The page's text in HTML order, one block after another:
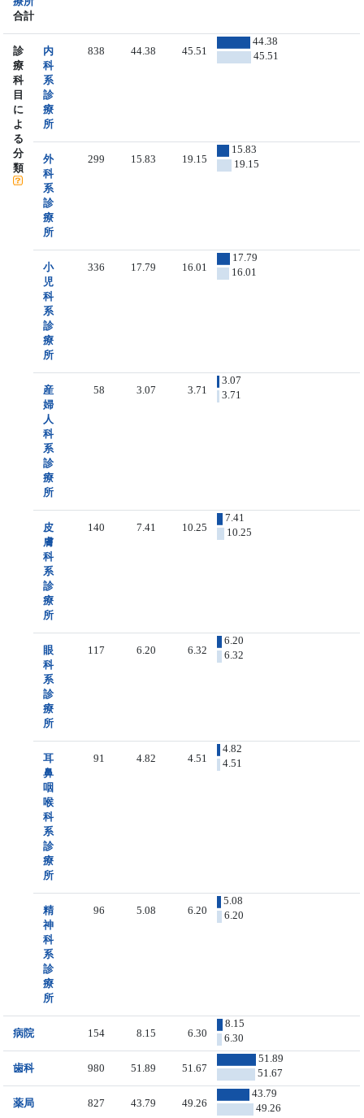
合計
診
療
科
目
に
よ
る
分
類
内
科
系
診
療
所
838 44.38 45.51
44.38
45.51
外
科
系
診
療
所
299 15.83 19.15
15.83
19.15
小
児
科
系
診
療
所
336 17.79 16.01
17.79
16.01
産
婦
人
科
系
診
療
所
58 3.07 3.71
3.07
3.71
皮
膚
科
系
診
療
所
140 7.41 10.25
7.41
10.25
眼
科
系
診
療
所
117 6.20 6.32
6.20
6.32
耳
鼻
咽
喉
科
系
診
療
所
91 4.82 4.51
4.82
4.51
精
神
科
系
診
療
所
96 5.08 6.20
5.08
6.20
病院 154 8.15 6.30
8.15
6.30
歯科 980 51.89 51.67
51.89
51.67
薬局 827 43.79 49.26
43.79
49.26